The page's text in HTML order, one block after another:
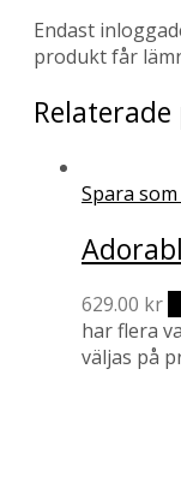
Endast
produkt får
Spara
629.00 kr
har flera
väljas på